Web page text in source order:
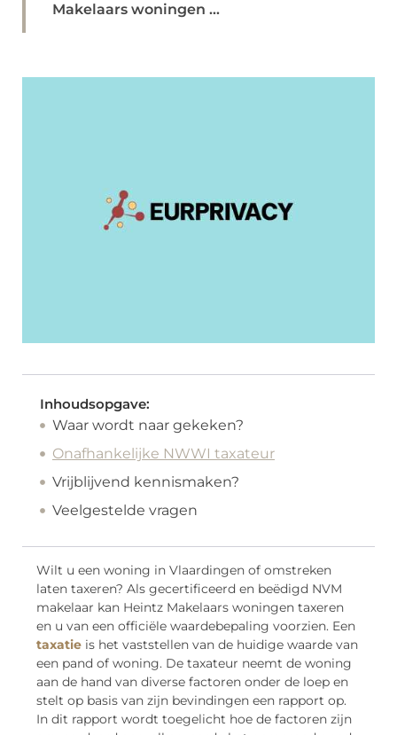
Makelaars woningen ...
Inhoudsopgave:
Waar wordt naar gekeken?
Onafhankelijke NWWI taxateur
Vrijblijvend kennismaken?
Veelgestelde vragen
Wilt u een woning in Vlaardingen of omstreken
laten taxeren? Als gecertificeerd en beëdigd NVM
makelaar kan Heintz Makelaars woningen taxeren
en u van een officiële waardebepaling voorzien. Een
taxatie is het vaststellen van de huidige waarde van
een pand of woning. De taxateur neemt de woning
aan de hand van diverse factoren onder de loep en
stelt op basis van zijn bevindingen een rapport op.
In dit rapport wordt toegelicht hoe de factoren zijn